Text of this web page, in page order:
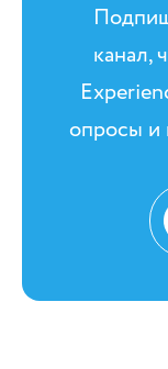
канал,
опросы и